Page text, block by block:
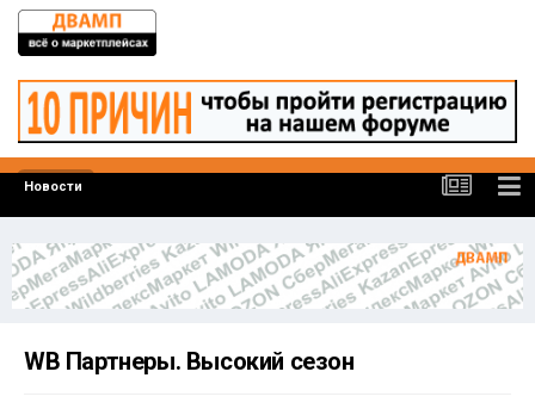
Новости
WB Партнеры. Высокий сезон